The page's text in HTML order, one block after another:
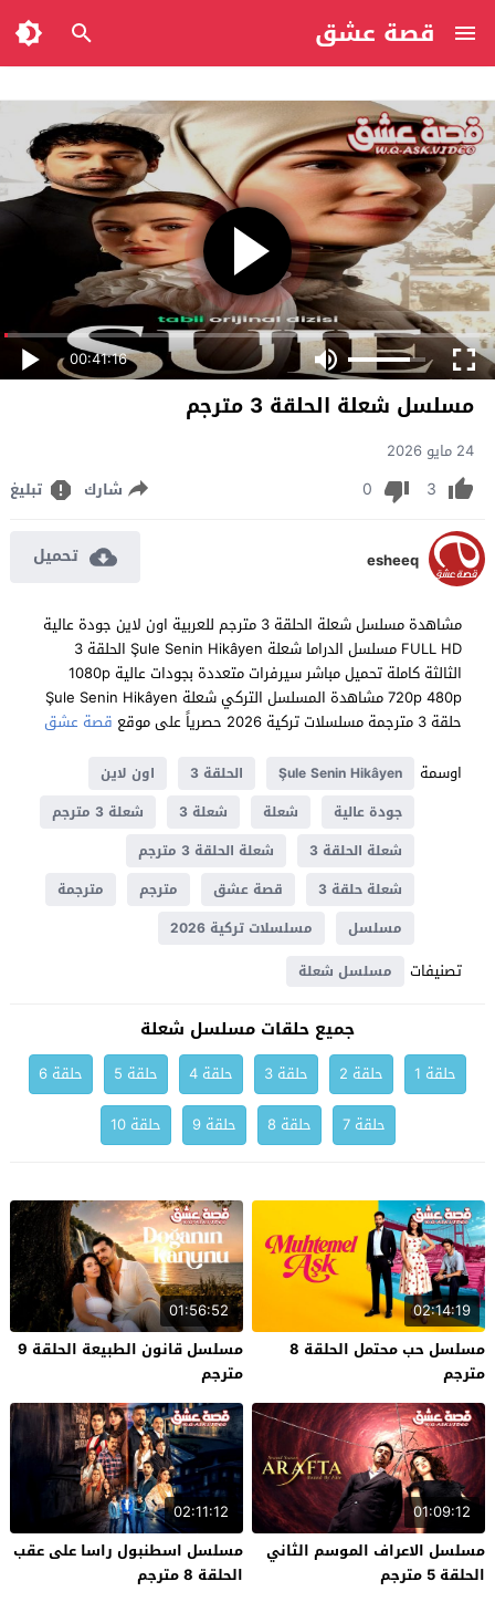
قصة عشق
00:41:16
مسلسل شعلة الحلقة 3 مترجم
24 مايو 2026
3
0 شارك تبليغ
esheeq تحميل
مشاهدة مسلسل شعلة الحلقة 3 مترجم للعربية اون لاين جودة عالية
FULL HD مسلسل الدراما شعلة Şule Senin Hikâyen الحلقة 3
الثالثة كاملة تحميل مباشر سيرفرات متعددة بجودات عالية 1080p
720p 480p مشاهدة المسلسل التركي شعلة Şule Senin Hikâyen
حلقة 3 مترجمة مسلسلات تركية 2026 حصرياً على موقع
قصة عشق
اوسمة
Şule Senin Hikâyen الحلقة 3
اون لاين
جودة عالية
شعلة شعلة 3
شعلة 3 مترجم
شعلة الحلقة 3
شعلة الحلقة 3 مترجم
شعلة حلقة 3
قصة عشق مترجم
مترجمة
مسلسل
مسلسلات تركية 2026
تصنيفات مسلسل شعلة
جميع حلقات مسلسل شعلة
حلقة 1 حلقة 2 حلقة 3 حلقة 4 حلقة 5
حلقة 6
حلقة 7
حلقة 8 حلقة 9 حلقة 10
02:14:19
مسلسل حب محتمل الحلقة 8
مترجم
01:56:52
مسلسل قانون الطبيعة الحلقة 9
مترجم
01:09:12
مسلسل الاعراف الموسم الثاني
الحلقة 5 مترجم
02:11:12
مسلسل اسطنبول راسا على عقب
الحلقة 8 مترجم